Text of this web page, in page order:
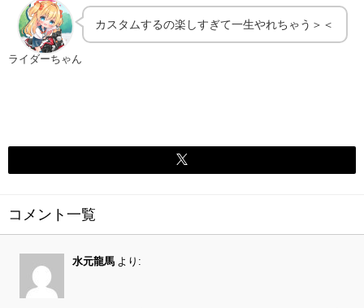
ライダーちゃん
カスタムするの楽しすぎて一生やれちゃう＞＜
コメント一覧
水元龍馬 より: